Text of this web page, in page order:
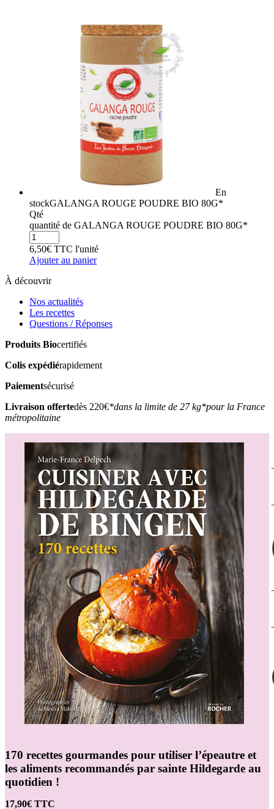
En
stockGALANGA ROUGE POUDRE BIO 80G*
Qté
quantité de GALANGA ROUGE POUDRE BIO 80G*
6,50€ TTC l'unité
Ajouter au panier
À découvrir
Nos actualités
Les recettes
Questions / Réponses
Produits Biocertifiés
Colis expédiérapidement
Paiementsécurisé
Livraison offertedès 220€*dans la limite de 27 kg*pour la France
métropolitaine
170 recettes gourmandes pour utiliser l’épeautre et
les aliments recommandés par sainte Hildegarde au
quotidien !
17,90€ TTC